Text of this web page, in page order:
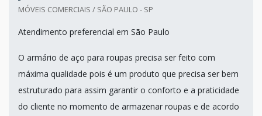
MÓVEIS COMERCIAIS / SÃO PAULO - SP
Atendimento preferencial em São Paulo
O armário de aço para roupas precisa ser feito com
máxima qualidade pois é um produto que precisa ser bem
estruturado para assim garantir o conforto e a praticidade
do cliente no momento de armazenar roupas e de acordo